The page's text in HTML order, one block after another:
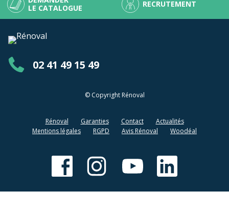
02 41 49 15 49
LE CATALOGUE
RECRUTEMENT
© Copyright Rénoval
Rénoval Garanties Contact
Actualités
Mentions légales
RGPD Avis Rénoval Woodéal